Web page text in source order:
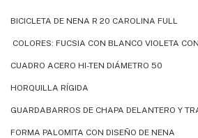
BICICLETA DE NENA R 20 CAROLINA FULL
COLORES: FUCSIA CON BLANCO VIOLETA
CUADRO ACERO HI-TEN DIÁMETRO 50
HORQUILLA RÍGIDA
GUARDABARROS DE CHAPA DELANTERO Y
FORMA PALOMITA CON DISEÑO DE NENA